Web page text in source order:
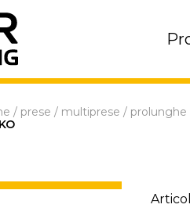
/ prese / multiprese / prolunghe